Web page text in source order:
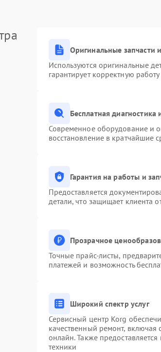
Оригинальные запчасти
Используются оригинальные
гарантирует корректную
Бесплатная
Современное оборудование и
восстановление в кратчайшие
Гарантия на работы и
Предоставляется
детали, что защищает клиента
Прозрачное
Точные прайс-листы,
платежей и возможность
Широкий спектр услуг
Сервисный центр Korg
качественный ремонт, включая
онлайн. Также
техники